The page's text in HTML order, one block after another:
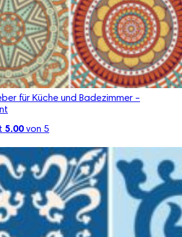
für Küche und Badezimmer –
5.00von 5